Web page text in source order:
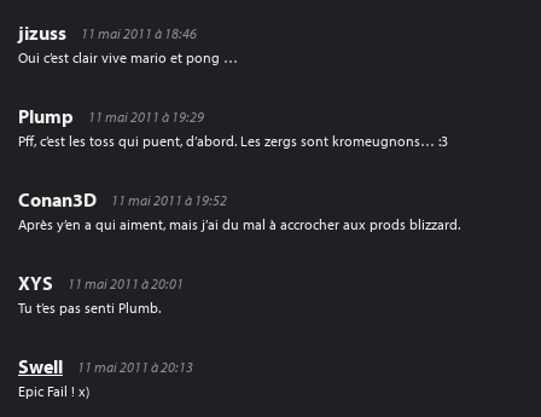
jizuss
11 mai 2011 à 18:46
Oui c’est clair vive mario et pong …
Plump
11 mai 2011 à 19:29
Pff, c’est les toss qui puent, d’abord. Les zergs sont kromeugnons… :3
Conan3D
11 mai 2011 à 19:52
Après y’en a qui aiment, mais j’ai du mal à accrocher aux prods blizzard.
XYS
11 mai 2011 à 20:01
Tu t’es pas senti Plumb.
Swell
11 mai 2011 à 20:13
Epic Fail ! x)